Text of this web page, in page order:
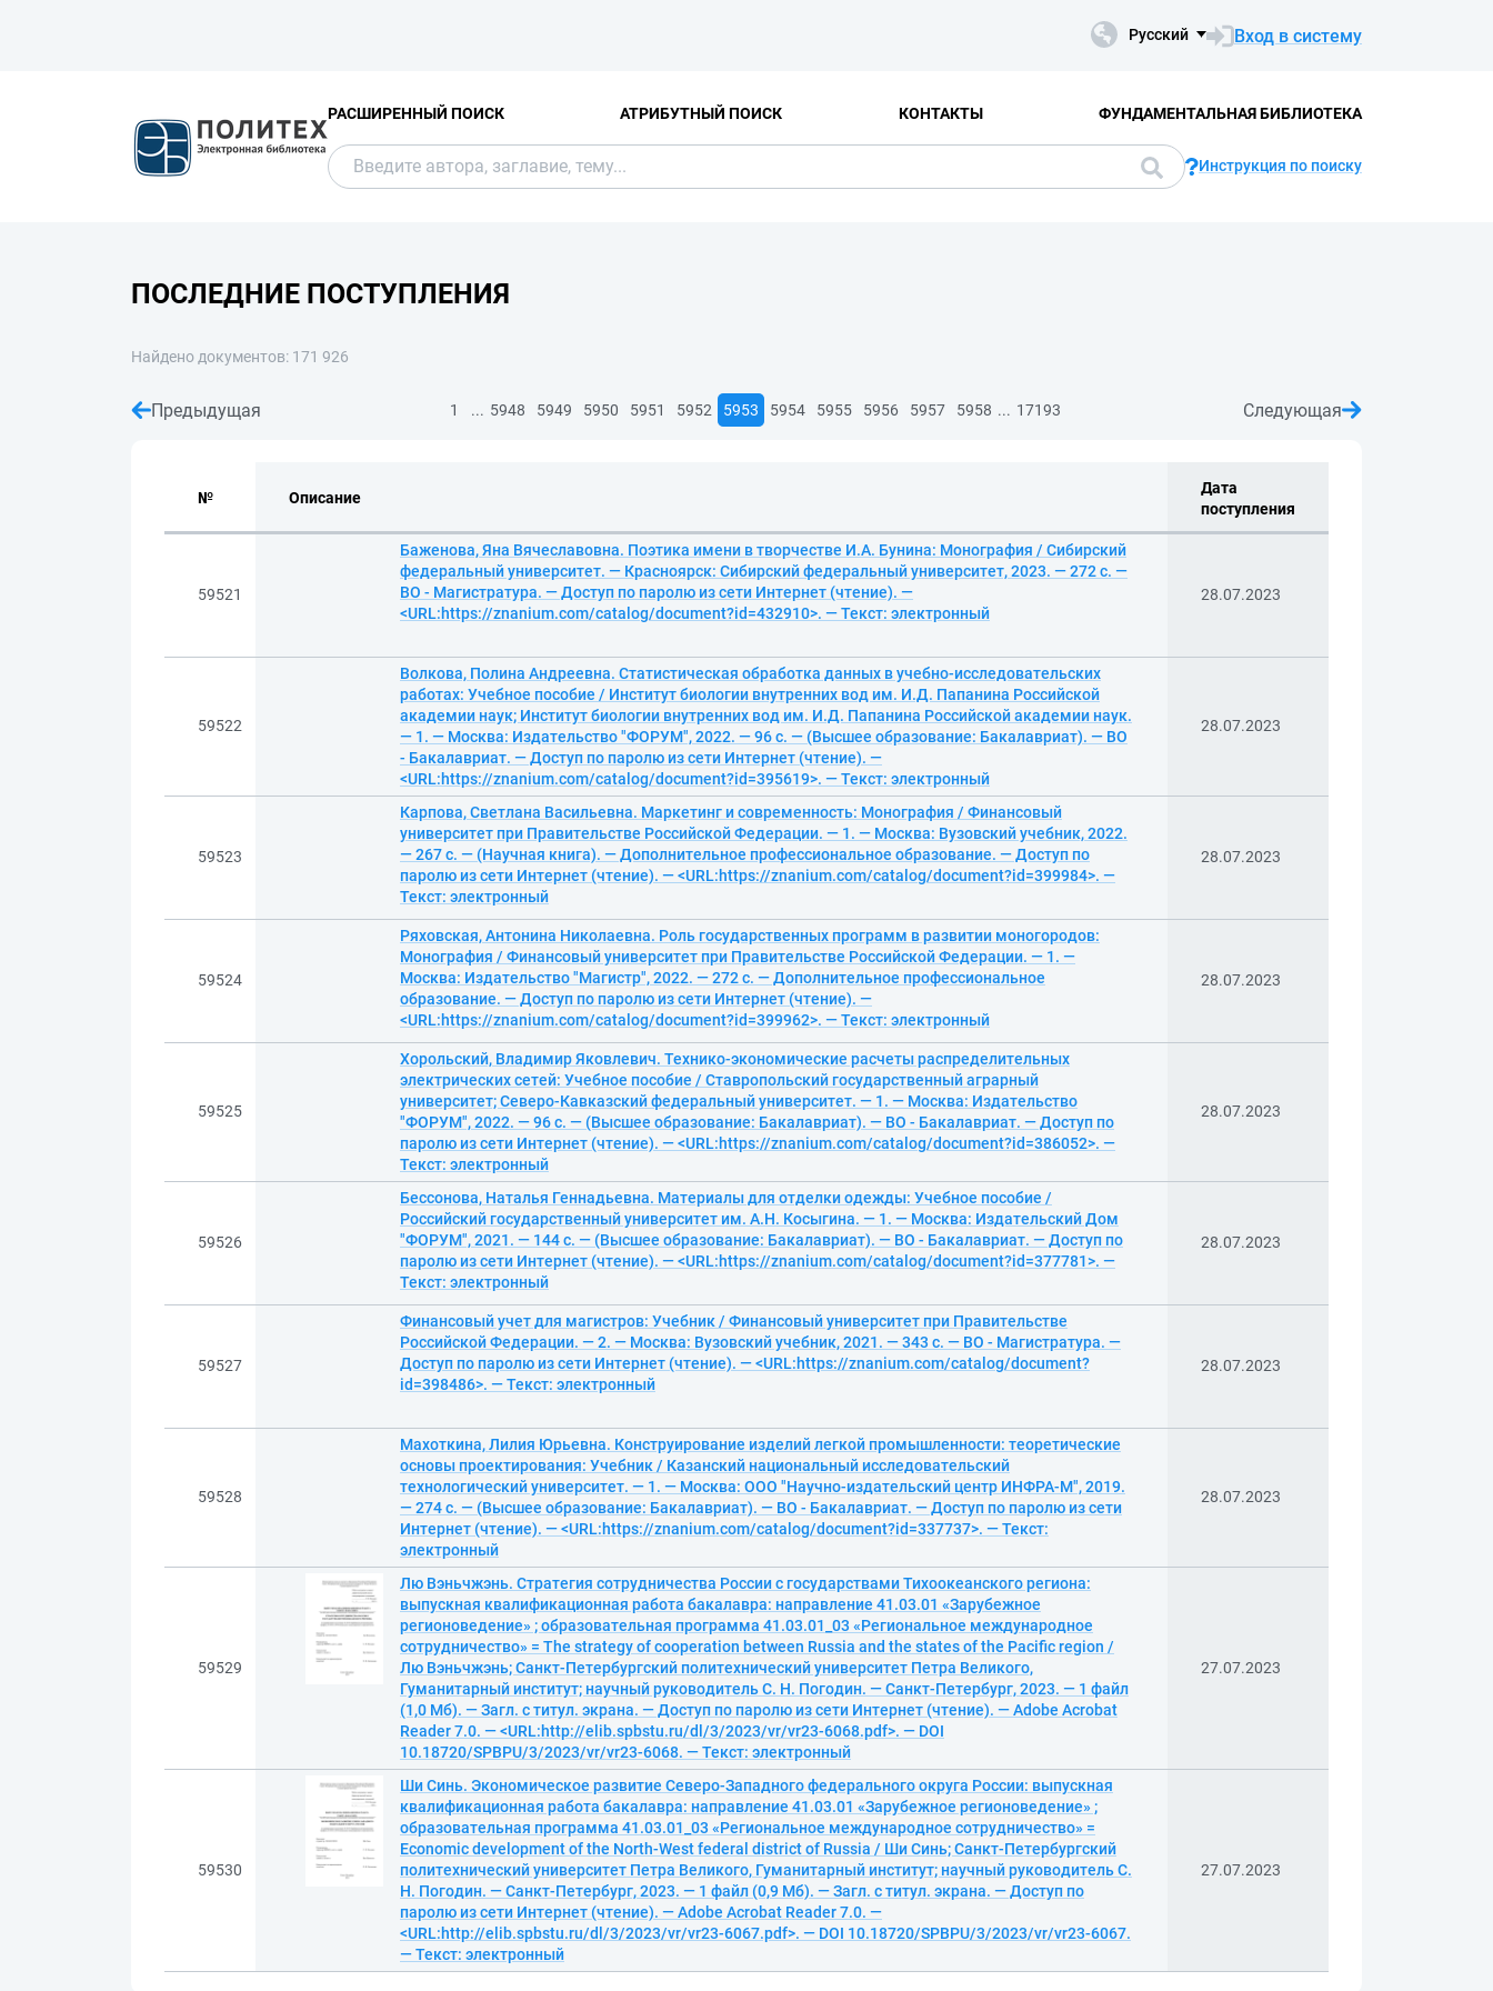
Русский Вход в систему
РАСШИРЕННЫЙ ПОИСК АТРИБУТНЫЙ ПОИСК КОНТАКТЫ ФУНДАМЕНТАЛЬНАЯ БИБЛИОТЕКА
Инструкция по поиску
ПОСЛЕДНИЕ ПОСТУПЛЕНИЯ
Найдено документов: 171 926
Предыдущая 1 ... 5948 5949 5950 5951 5952 5953 5954 5955 5956 5957 5958 ... 17193 Следующая
№ Описание
Дата
поступления
59521
Баженова, Яна Вячеславовна. Поэтика имени в творчестве И.А. Бунина: Монография / Сибирский
федеральный университет. — Красноярск: Сибирский федеральный университет, 2023. — 272 с. —
ВО - Магистратура. — Доступ по паролю из сети Интернет (чтение). —
<URL:https://znanium.com/catalog/document?id=432910>. — Текст: электронный
28.07.2023
59522
Волкова, Полина Андреевна. Статистическая обработка данных в учебно-исследовательских
работах: Учебное пособие / Институт биологии внутренних вод им. И.Д. Папанина Российской
академии наук; Институт биологии внутренних вод им. И.Д. Папанина Российской академии наук.
— 1. — Москва: Издательство "ФОРУМ", 2022. — 96 с. — (Высшее образование: Бакалавриат). — ВО
- Бакалавриат. — Доступ по паролю из сети Интернет (чтение). —
<URL:https://znanium.com/catalog/document?id=395619>. — Текст: электронный
28.07.2023
59523
Карпова, Светлана Васильевна. Маркетинг и современность: Монография / Финансовый
университет при Правительстве Российской Федерации. — 1. — Москва: Вузовский учебник, 2022.
— 267 с. — (Научная книга). — Дополнительное профессиональное образование. — Доступ по
паролю из сети Интернет (чтение). — <URL:https://znanium.com/catalog/document?id=399984>. —
Текст: электронный
28.07.2023
59524
Ряховская, Антонина Николаевна. Роль государственных программ в развитии моногородов:
Монография / Финансовый университет при Правительстве Российской Федерации. — 1. —
Москва: Издательство "Магистр", 2022. — 272 с. — Дополнительное профессиональное
образование. — Доступ по паролю из сети Интернет (чтение). —
<URL:https://znanium.com/catalog/document?id=399962>. — Текст: электронный
28.07.2023
59525
Хорольский, Владимир Яковлевич. Технико-экономические расчеты распределительных
электрических сетей: Учебное пособие / Ставропольский государственный аграрный
университет; Северо-Кавказский федеральный университет. — 1. — Москва: Издательство
"ФОРУМ", 2022. — 96 с. — (Высшее образование: Бакалавриат). — ВО - Бакалавриат. — Доступ по
паролю из сети Интернет (чтение). — <URL:https://znanium.com/catalog/document?id=386052>. —
Текст: электронный
28.07.2023
59526
Бессонова, Наталья Геннадьевна. Материалы для отделки одежды: Учебное пособие /
Российский государственный университет им. А.Н. Косыгина. — 1. — Москва: Издательский Дом
"ФОРУМ", 2021. — 144 с. — (Высшее образование: Бакалавриат). — ВО - Бакалавриат. — Доступ по
паролю из сети Интернет (чтение). — <URL:https://znanium.com/catalog/document?id=377781>. —
Текст: электронный
28.07.2023
59527
Финансовый учет для магистров: Учебник / Финансовый университет при Правительстве
Российской Федерации. — 2. — Москва: Вузовский учебник, 2021. — 343 с. — ВО - Магистратура. —
Доступ по паролю из сети Интернет (чтение). — <URL:https://znanium.com/catalog/document?
id=398486>. — Текст: электронный
28.07.2023
59528
Махоткина, Лилия Юрьевна. Конструирование изделий легкой промышленности: теоретические
основы проектирования: Учебник / Казанский национальный исследовательский
технологический университет. — 1. — Москва: ООО "Научно-издательский центр ИНФРА-М", 2019.
— 274 с. — (Высшее образование: Бакалавриат). — ВО - Бакалавриат. — Доступ по паролю из сети
Интернет (чтение). — <URL:https://znanium.com/catalog/document?id=337737>. — Текст:
электронный
28.07.2023
59529
Лю Вэньчжэнь. Стратегия сотрудничества России с государствами Тихоокеанского региона:
выпускная квалификационная работа бакалавра: направление 41.03.01 «Зарубежное
регионоведение» ; образовательная программа 41.03.01_03 «Региональное международное
сотрудничество» = The strategy of cooperation between Russia and the states of the Pacific region /
Лю Вэньчжэнь; Санкт-Петербургский политехнический университет Петра Великого,
Гуманитарный институт; научный руководитель С. Н. Погодин. — Санкт-Петербург, 2023. — 1 файл
(1,0 Мб). — Загл. с титул. экрана. — Доступ по паролю из сети Интернет (чтение). — Adobe Acrobat
Reader 7.0. — <URL:http://elib.spbstu.ru/dl/3/2023/vr/vr23-6068.pdf>. — DOI
10.18720/SPBPU/3/2023/vr/vr23-6068. — Текст: электронный
27.07.2023
59530
Ши Синь. Экономическое развитие Северо-Западного федерального округа России: выпускная
квалификационная работа бакалавра: направление 41.03.01 «Зарубежное регионоведение» ;
образовательная программа 41.03.01_03 «Региональное международное сотрудничество» =
Economic development of the North-West federal district of Russia / Ши Синь; Санкт-Петербургский
политехнический университет Петра Великого, Гуманитарный институт; научный руководитель С.
Н. Погодин. — Санкт-Петербург, 2023. — 1 файл (0,9 Мб). — Загл. с титул. экрана. — Доступ по
паролю из сети Интернет (чтение). — Adobe Acrobat Reader 7.0. —
<URL:http://elib.spbstu.ru/dl/3/2023/vr/vr23-6067.pdf>. — DOI 10.18720/SPBPU/3/2023/vr/vr23-6067.
— Текст: электронный
27.07.2023